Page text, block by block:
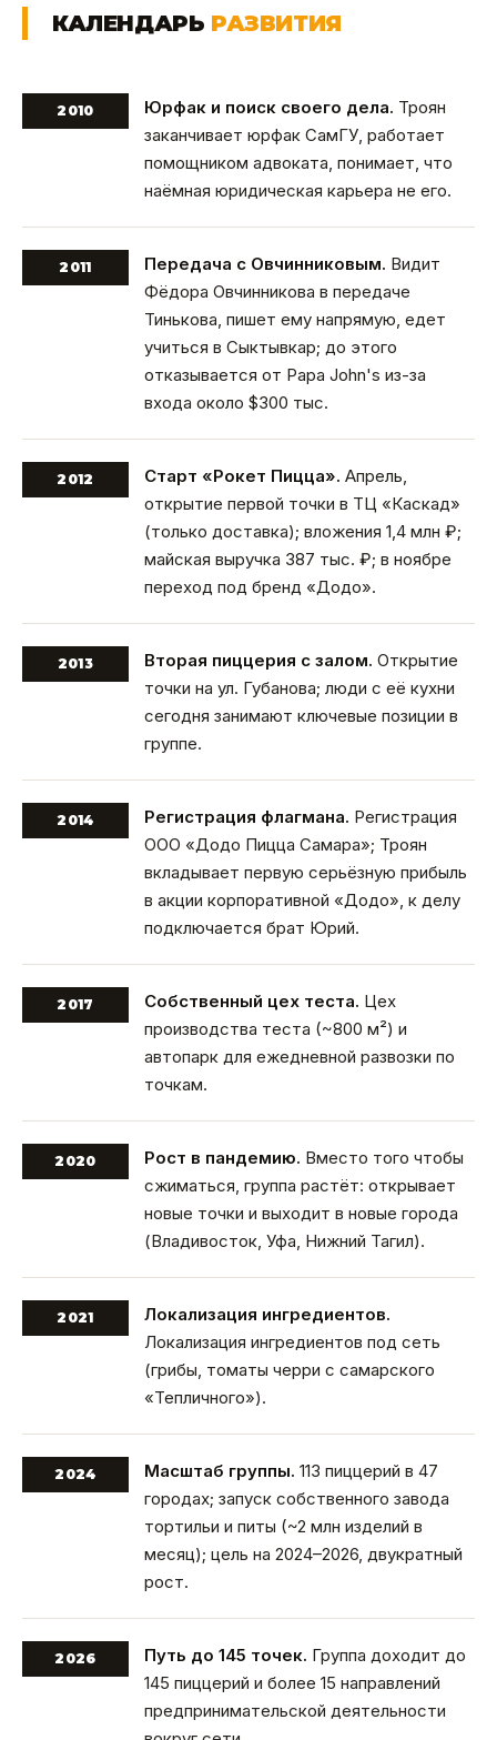
КАЛЕНДАРЬ РАЗВИТИЯ
2010 Юрфак и поиск своего дела. Троян
заканчивает юрфак СамГУ, работает
помощником адвоката, понимает, что
наёмная юридическая карьера не его.
2011 Передача с Овчинниковым. Видит
Фёдора Овчинникова в передаче
Тинькова, пишет ему напрямую, едет
учиться в Сыктывкар; до этого
отказывается от Papa John's из-за
входа около $300 тыс.
2012 Старт «Рокет Пицца». Апрель,
открытие первой точки в ТЦ «Каскад»
(только доставка); вложения 1,4 млн ₽;
майская выручка 387 тыс. ₽; в ноябре
переход под бренд «Додо».
2013 Вторая пиццерия с залом. Открытие
точки на ул. Губанова; люди с её кухни
сегодня занимают ключевые позиции в
группе.
2014 Регистрация флагмана. Регистрация
ООО «Додо Пицца Самара»; Троян
вкладывает первую серьёзную прибыль
в акции корпоративной «Додо», к делу
подключается брат Юрий.
2017 Собственный цех теста. Цех
производства теста (~800 м²) и
автопарк для ежедневной развозки по
точкам.
2020 Рост в пандемию. Вместо того чтобы
сжиматься, группа растёт: открывает
новые точки и выходит в новые города
(Владивосток, Уфа, Нижний Тагил).
2021
Локализация ингредиентов.
Локализация ингредиентов под сеть
(грибы, томаты черри с самарского
«Тепличного»).
2024 Масштаб группы. 113 пиццерий в 47
городах; запуск собственного завода
тортильи и питы (~2 млн изделий в
месяц); цель на 2024–2026, двукратный
рост.
2026 Путь до 145 точек. Группа доходит до
145 пиццерий и более 15 направлений
предпринимательской деятельности